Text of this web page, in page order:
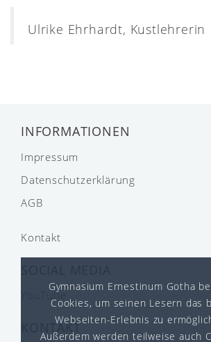
Ulrike Ehrhardt, Kustlehrerin
INFORMATIONEN
Impressum
Datenschutzerklärung
AGB
Kontakt
YouTube
KONTAKT
Gymnasium Ernestinum Gotha
Cookies, um seinen Lesern das
Webseiten-Erlebnis zu
Außerdem werden teilweise auch